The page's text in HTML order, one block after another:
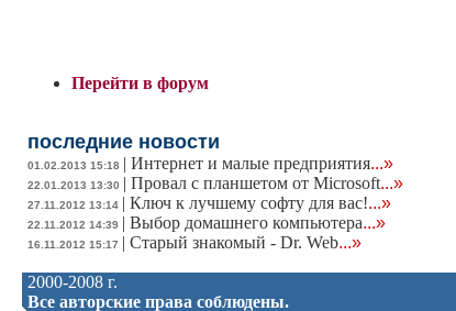
Перейти в форум
последние новости
01.02.2013 15:18 | Интернет и малые предприятия...»
22.01.2013 13:30 | Провал с планшетом от Microsoft...»
27.11.2012 13:14 | Ключ к лучшему софту для вас!...»
22.11.2012 14:39 | Выбор домашнего компьютера...»
16.11.2012 15:17 | Старый знакомый - Dr. Web...»
2000-2008 г.
Все авторские права соблюдены.